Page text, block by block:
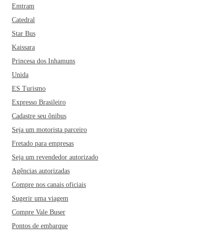
Emtram
Catedral
Star Bus
Kaissara
Princesa dos Inhamuns
Unida
ES Turismo
Expresso Brasileiro
Cadastre seu ônibus
Seja um motorista parceiro
Fretado para empresas
Seja um revendedor autorizado
Agências autorizadas
Compre nos canais oficiais
Sugerir uma viagem
Compre Vale Buser
Pontos de embarque